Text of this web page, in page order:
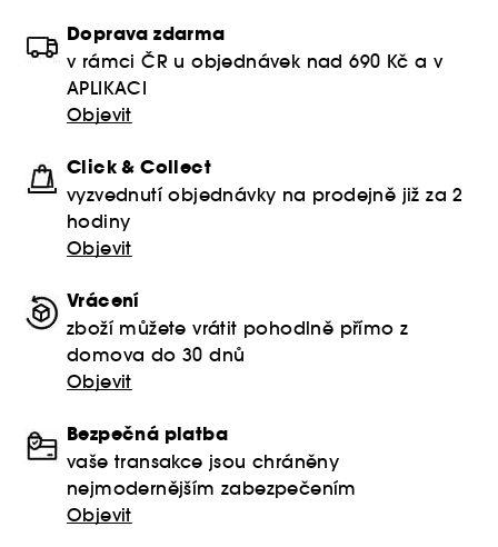
Doprava zdarma
v rámci ČR u objednávek nad 690 Kč a v
APLIKACI
Objevit
Click & Collect
vyzvednutí objednávky na prodejně již za 2
hodiny
Objevit
Vrácení
zboží můžete vrátit pohodlně přímo z
domova do 30 dnů
Objevit
Bezpečná platba
vaše transakce jsou chráněny
nejmodernějším zabezpečením
Objevit